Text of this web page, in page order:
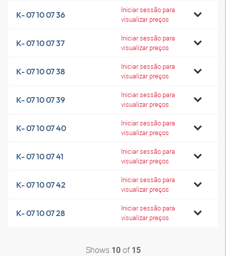
K- 07 10 07 36
Iniciar sessão para
visualizar preços
K- 07 10 07 37
Iniciar sessão para
visualizar preços
K- 07 10 07 38
Iniciar sessão para
visualizar preços
K- 07 10 07 39
Iniciar sessão para
visualizar preços
K- 07 10 07 40
Iniciar sessão para
visualizar preços
K- 07 10 07 41
Iniciar sessão para
visualizar preços
K- 07 10 07 42
Iniciar sessão para
visualizar preços
K- 07 10 07 28
Iniciar sessão para
visualizar preços
Shows 10of 15